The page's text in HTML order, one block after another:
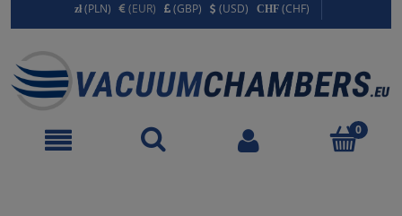
(PLN) (EUR) (GBP) (USD) (CHF)